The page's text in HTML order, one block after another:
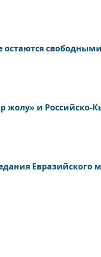
остаются
жолу» и Российско-
Евразийского